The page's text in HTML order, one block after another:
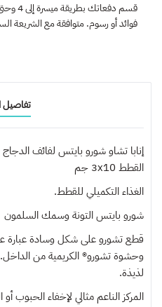
فوائد أو رسوم. متوافقة مع الشريعة
تفاصيل
إنابا تشاو شورو بايتس لفائف
القطط 3x10 جم
الغذاء التكميلي للقطط.
شورو بايتس التونة وسمك السلمون
قطع تشورو على شكل وسادة عبارة
وحشوة تشورو® الكريمية من
لذيذة.
المركز الناعم مثالي لإخفاء الحبوب أو